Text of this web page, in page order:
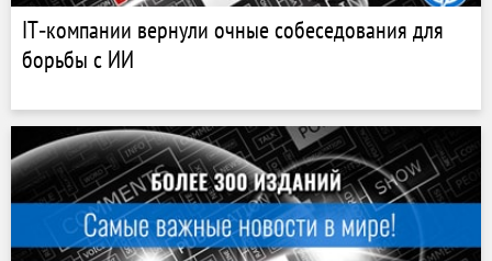
IT‑компании вернули очные собеседования для
борьбы с ИИ